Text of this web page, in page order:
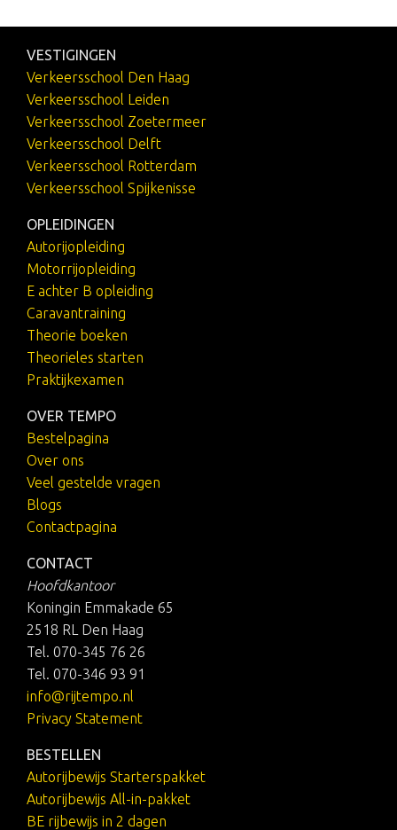
VESTIGINGEN
Verkeersschool Den Haag
Verkeersschool Leiden
Verkeersschool Zoetermeer
Verkeersschool Delft
Verkeersschool Rotterdam
Verkeersschool Spijkenisse
OPLEIDINGEN
Autorijopleiding
Motorrijopleiding
E achter B opleiding
Caravantraining
Theorie boeken
Theorieles starten
Praktijkexamen
OVER TEMPO
Bestelpagina
Over ons
Veel gestelde vragen
Blogs
Contactpagina
CONTACT
Hoofdkantoor
Koningin Emmakade 65
2518 RL Den Haag
Tel. 070-345 76 26
Tel. 070-346 93 91
info@rijtempo.nl
Privacy Statement
BESTELLEN
Autorijbewijs Starterspakket
Autorijbewijs All-in-pakket
BE rijbewijs in 2 dagen